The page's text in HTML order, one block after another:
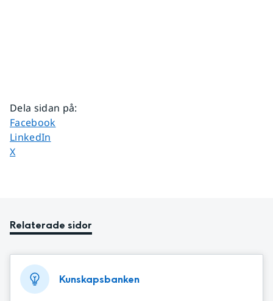
Dela sidan på:
Dela sidan på
Facebook
Dela sidan på
LinkedIn
Dela sidan på
X
Relaterade sidor
Kunskapsbanken